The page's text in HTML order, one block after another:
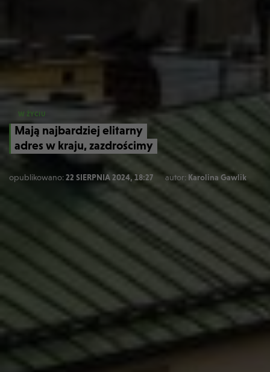
W ŻYCIU
Mają najbardziej elitarny
adres w kraju, zazdrościmy
opublikowano:22 SIERPNIA 2024, 18:27 autor: Karolina Gawlik